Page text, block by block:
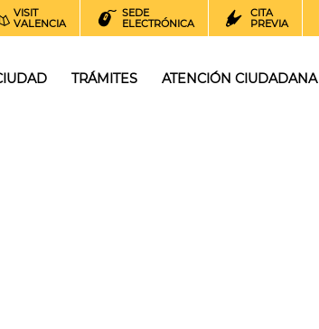
VISIT
VALENCIA
SEDE
ELECTRÓNICA
CITA
PREVIA
TRÁMITES ATENCIÓN CIUDADANA